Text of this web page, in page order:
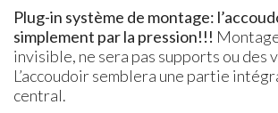
Plug-in système de montage:
simplement par la pression!!!
invisible, ne sera pas supports ou des
L’accoudoir semblera une partie
central.